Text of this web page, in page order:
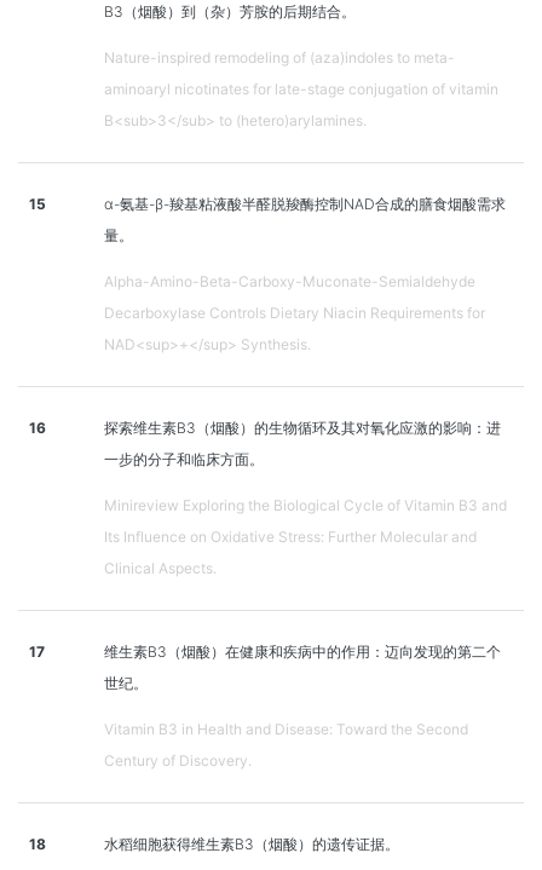
B3（烟酸）到（杂）芳胺的后期结合。
Nature-inspired remodeling of (aza)indoles to meta-
aminoaryl nicotinates for late-stage conjugation of vitamin
B<sub>3</sub> to (hetero)arylamines.
15
α-氨基-β-羧基粘液酸半醛脱羧酶控制NAD合成的膳食烟酸需求
量。
Alpha-Amino-Beta-Carboxy-Muconate-Semialdehyde
Decarboxylase Controls Dietary Niacin Requirements for
NAD<sup>+</sup> Synthesis.
16
探索维生素B3（烟酸）的生物循环及其对氧化应激的影响：进
一步的分子和临床方面。
Minireview Exploring the Biological Cycle of Vitamin B3 and
Its Influence on Oxidative Stress: Further Molecular and
Clinical Aspects.
17
维生素B3（烟酸）在健康和疾病中的作用：迈向发现的第二个
世纪。
Vitamin B3 in Health and Disease: Toward the Second
Century of Discovery.
18 水稻细胞获得维生素B3（烟酸）的遗传证据。